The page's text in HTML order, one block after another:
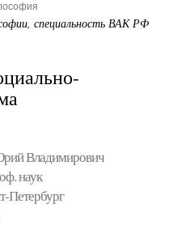
специальность ВАК РФ
Владимирович
наук
Петербург